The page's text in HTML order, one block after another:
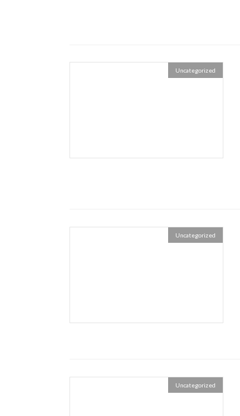
Uncategorized
Uncategorized
Uncategorized